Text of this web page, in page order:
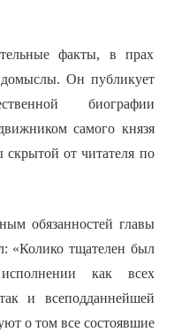
факты, в прах
Он публикует
биографии
самого князя
скрытой от читателя по
обязанностей главы
«Колико тщателен был
как всех
и всеподданнейшей
о том все состоявшие